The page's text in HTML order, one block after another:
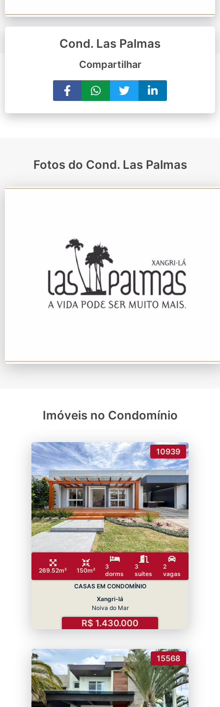
Cond. Las Palmas
Compartilhar
Fotos do Cond. Las Palmas
Imóveis no Condomínio
10939
269.52m² 150m²
3
dorms
3
suítes
2
vagas
CASAS EM CONDOMÍNIO
Xangri-lá
Noiva do Mar
R$ 1.430.000
15568